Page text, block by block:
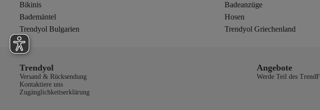
Bikinis
Badeanzüge
Bademäntel
Hosen
Trendyol Bulgarien
Trendyol Griechenland
Trendyol
Versand & Rücksendung
Kontaktiere uns
Zugänglichkeitserklärung
Angebote
Werde Teil des